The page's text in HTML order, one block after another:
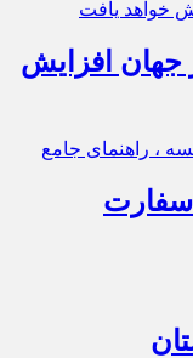
افزایش
سفارت